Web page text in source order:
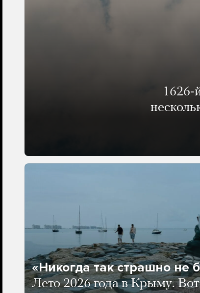
«Никогда так страшно не
Лето 2026 года в Крыму.